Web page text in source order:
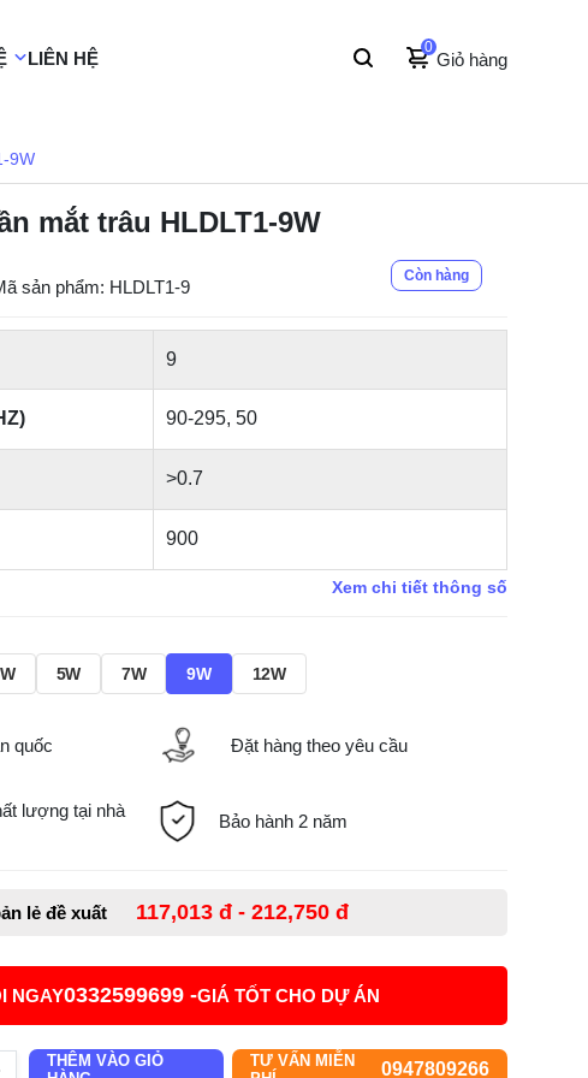
LIÊN HỆ
0
Giỏ hàng
9W
mắt trâu HLDLT1-9W
sản phẩm: HLDLT1-9
Còn hàng
9
90-295, 50
>0.7
900
Xem chi tiết thông số
5W 7W 9W 12W
quốc Đặt hàng theo yêu cầu
lượng tại nhà
Bảo hành 2 năm
lẻ đề xuất 117,013 đ - 212,750 đ
NGAY0332599699 -GIÁ TỐT CHO DỰ ÁN
THÊM VÀO GIỎ
TƯ VẤN MIỄN
0947809266